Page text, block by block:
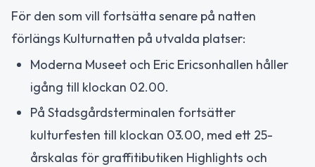
För den som vill fortsätta senare på natten
förlängs Kulturnatten på utvalda platser:
Moderna Museet och Eric Ericsonhallen håller
igång till klockan 02.00.
På Stadsgårdsterminalen fortsätter
kulturfesten till klockan 03.00, med ett 25-
årskalas för graffitibutiken Highlights och